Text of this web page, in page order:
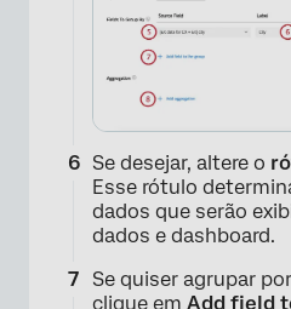
Se desejar, altere o
Esse rótulo
dados que serão
dados e dashboard.
Se quiser agrupar
clique em Add field